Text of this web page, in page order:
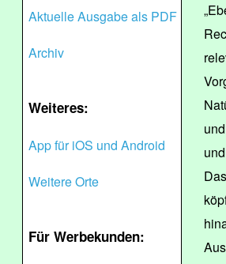
Aktuelle Ausgabe als PDF
Archiv
Weiteres:
App für iOS und Android
Weitere Orte
Für Werbekunden: